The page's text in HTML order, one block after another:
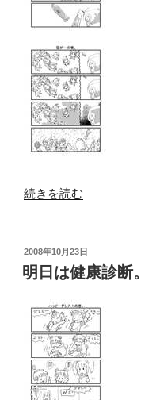
“今
空。”
の
続きを読む
投
稿
日:
2008年10月23日
明日は健康診断。